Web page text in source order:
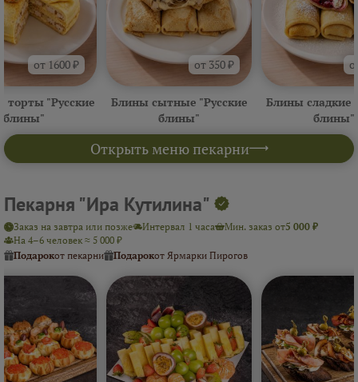
Открыть меню пекарни
от 1600 ₽
торты "Русские
блины"
от 350 ₽
Блины сытные "Русские
блины"
Блины сладкие
блины"
Пекарня "Ира Кутилина"
Заказ на завтра или позже Интервал 1 часа Мин. заказ от5 000 ₽
На 4–6 человек ≈ 5 000 ₽
Подарокот пекарни Подарокот Ярмарки Пирогов